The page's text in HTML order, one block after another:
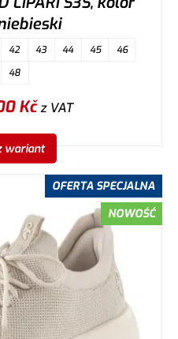
42 43 44 45
46
48
Kčz VAT
wariant
OFERTA SPECJALNA
NOWOŚĆ